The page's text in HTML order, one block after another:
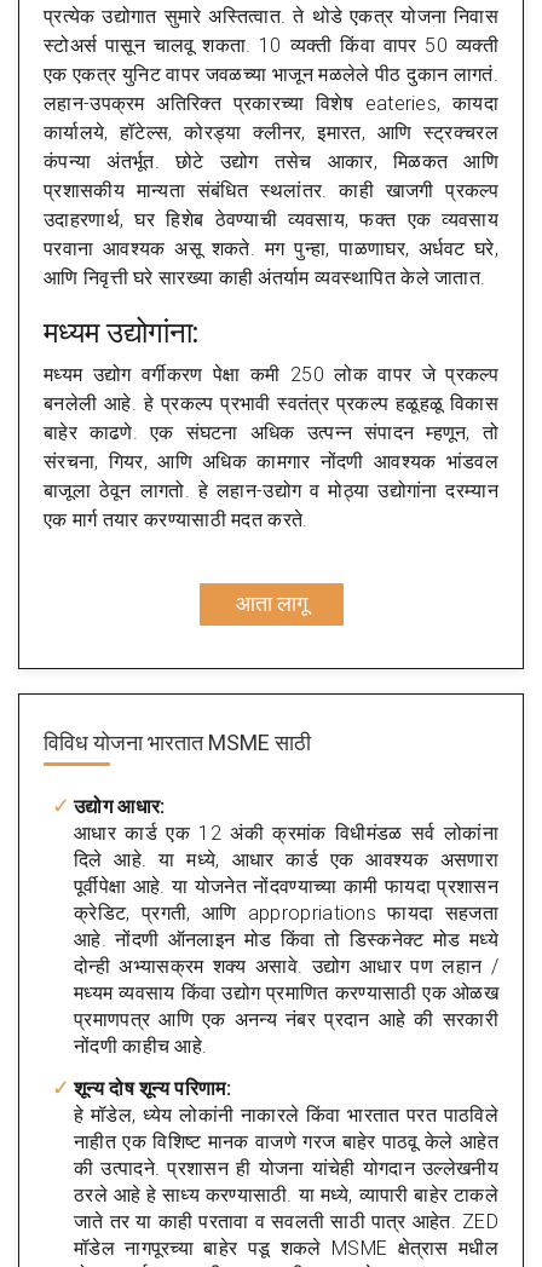
प्रत्येक उद्योगात सुमारे अस्तित्वात. ते थोडे एकत्र योजना निवास
स्टोअर्स पासून चालवू शकता. 10 व्यक्ती किंवा वापर 50 व्यक्ती
एक एकत्र युनिट वापर जवळच्या भाजून मळलेले पीठ दुकान लागतं.
लहान-उपक्रम अतिरिक्त प्रकारच्या विशेष eateries, कायदा
कार्यालये, हॉटेल्स, कोरड्या क्लीनर, इमारत, आणि स्ट्रक्चरल
कंपन्या अंतर्भूत. छोटे उद्योग तसेच आकार, मिळकत आणि
प्रशासकीय मान्यता संबंधित स्थलांतर. काही खाजगी प्रकल्प
उदाहरणार्थ, घर हिशेब ठेवण्याची व्यवसाय, फक्त एक व्यवसाय
परवाना आवश्यक असू शकते. मग पुन्हा, पाळणाघर, अर्धवट घरे,
आणि निवृत्ती घरे सारख्या काही अंतर्याम व्यवस्थापित केले जातात.
मध्यम उद्योगांना:
मध्यम उद्योग वर्गीकरण पेक्षा कमी 250 लोक वापर जे प्रकल्प
बनलेली आहे. हे प्रकल्प प्रभावी स्वतंत्र प्रकल्प हळूहळू विकास
बाहेर काढणे. एक संघटना अधिक उत्पन्न संपादन म्हणून, तो
संरचना, गियर, आणि अधिक कामगार नोंदणी आवश्यक भांडवल
बाजूला ठेवून लागतो. हे लहान-उद्योग व मोठ्या उद्योगांना दरम्यान
एक मार्ग तयार करण्यासाठी मदत करते.
आता लागू
विविध योजनाभारतात MSME साठी
उद्योग आधार:
आधार कार्ड एक 12 अंकी क्रमांक विधीमंडळ सर्व लोकांना
दिले आहे. या मध्ये, आधार कार्ड एक आवश्यक असणारा
पूर्वीपेक्षा आहे. या योजनेत नोंदवण्याच्या कामी फायदा प्रशासन
क्रेडिट, प्रगती, आणि appropriations फायदा सहजता
आहे. नोंदणी ऑनलाइन मोड किंवा तो डिस्कनेक्ट मोड मध्ये
दोन्ही अभ्यासक्रम शक्य असावे. उद्योग आधार पण लहान /
मध्यम व्यवसाय किंवा उद्योग प्रमाणित करण्यासाठी एक ओळख
प्रमाणपत्र आणि एक अनन्य नंबर प्रदान आहे की सरकारी
नोंदणी काहीच आहे.
शून्य दोष शून्य परिणाम:
हे मॉडेल, ध्येय लोकांनी नाकारले किंवा भारतात परत पाठविले
नाहीत एक विशिष्ट मानक वाजणे गरज बाहेर पाठवू केले आहेत
की उत्पादने. प्रशासन ही योजना यांचेही योगदान उल्लेखनीय
ठरले आहे हे साध्य करण्यासाठी. या मध्ये, व्यापारी बाहेर टाकले
जाते तर या काही परतावा व सवलती साठी पात्र आहेत. ZED
मॉडेल नागपूरच्या बाहेर पडू शकले MSME क्षेत्रास मधील